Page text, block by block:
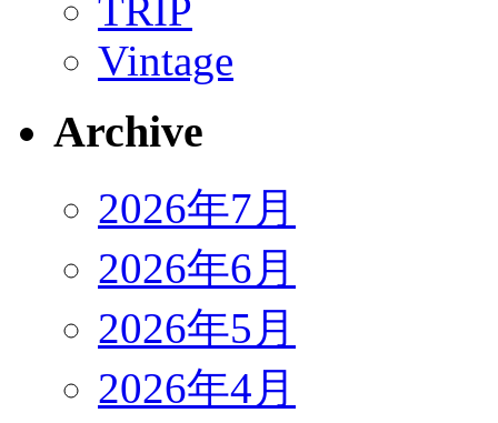
TRIP
Vintage
Archive
2026年7月
2026年6月
2026年5月
2026年4月